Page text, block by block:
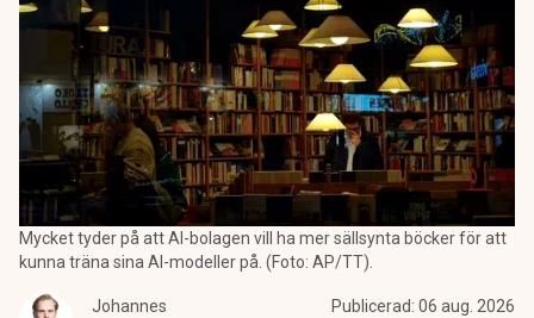
Mycket tyder på att AI-bolagen vill ha mer sällsynta böcker för att
kunna träna sina AI-modeller på. (Foto: AP/TT).
Johannes
Publicerad: 06 aug. 2026